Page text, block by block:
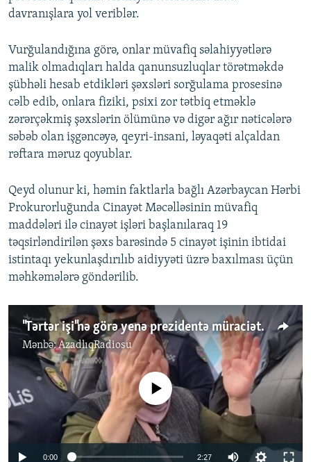
davranışlara yol veriblər.
Vurğulandığına görə, onlar müvafiq səlahiyyətlərə
malik olmadıqları halda qanunsuzluqlar törətməkdə
şübhəli hesab etdikləri şəxsləri sorğulama prosesinə
cəlb edib, onlara fiziki, psixi zor tətbiq etməklə
zərərçəkmiş şəxslərin ölümünə və digər ağır nəticələrə
səbəb olan işgəncəyə, qeyri-insani, ləyaqəti alçaldan
rəftara məruz qoyublar.
Qeyd olunur ki, həmin faktlarla bağlı Azərbaycan Hərbi
Prokurorluğunda Cinayət Məcəlləsinin müvafiq
maddələri ilə cinayət işləri başlanılaraq 19
təqsirləndirilən şəxs barəsində 5 cinayət işinin ibtidai
istintaqı yekunlaşdırılıb aidiyyəti üzrə baxılması üçün
məhkəmələrə göndərilib.
"Tərtər işi"nə görə yenə prezidentə müraciət edildi
Mənbə:AzadlıqRadiosu
No media source currently available
0:00 2:27